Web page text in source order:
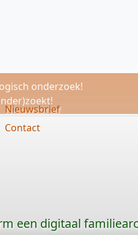
onderzoek!
Nieuwsbrief
Contact
een digitaal